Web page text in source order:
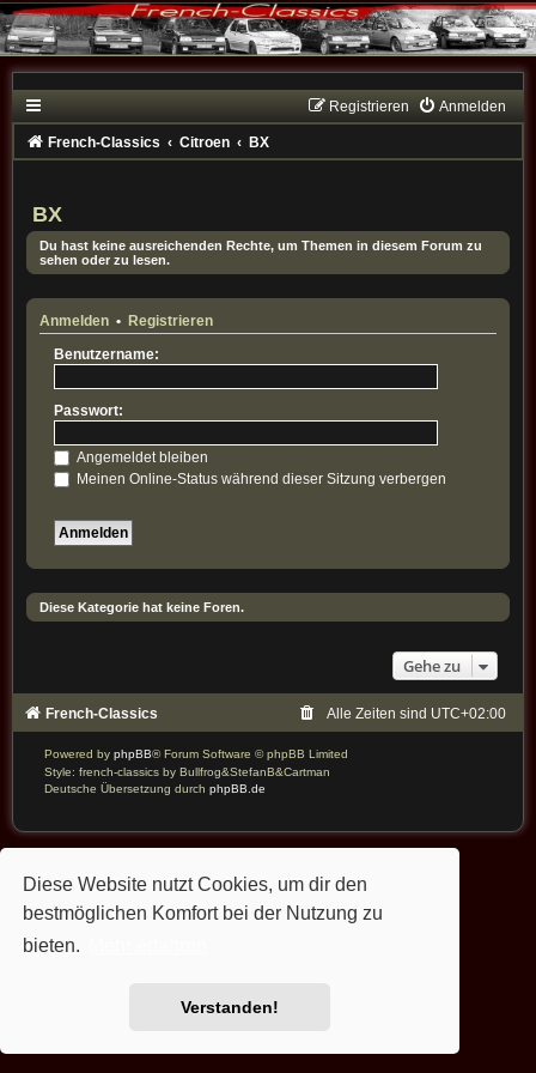
Diese Website nutzt Cookies, um dir den
bestmöglichen Komfort bei der Nutzung zu
bieten.
Verstanden!
Anmelden
Registrieren
French-Classics Citroen BX
BX
Du hast keine ausreichenden Rechte, um Themen in diesem Forum zu
sehen oder zu lesen.
Anmelden• Registrieren
Benutzername:
Passwort:
Angemeldet bleiben
Meinen Online-Status während dieser Sitzung verbergen
Diese Kategorie hat keine Foren.
Gehe zu
French-Classics Alle Zeiten sind UTC+02:00
Powered by phpBB® Forum Software © phpBB Limited
Style: french-classics by Bullfrog&StefanB&Cartman
Deutsche Übersetzung durch phpBB.de